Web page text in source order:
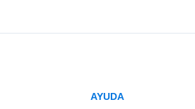
AYUDA